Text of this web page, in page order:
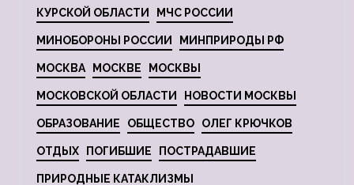
КУРСКОЙ ОБЛАСТИ МЧС РОССИИ
МИНОБОРОНЫ РОССИИ МИНПРИРОДЫ РФ
МОСКВА МОСКВЕ МОСКВЫ
МОСКОВСКОЙ ОБЛАСТИ НОВОСТИ МОСКВЫ
ОБРАЗОВАНИЕ ОБЩЕСТВО ОЛЕГ КРЮЧКОВ
ОТДЫХ ПОГИБШИЕ ПОСТРАДАВШИЕ
ПРИРОДНЫЕ КАТАКЛИЗМЫ